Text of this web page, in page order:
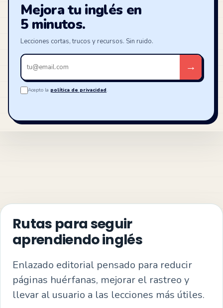
Mejora tu inglés en
5 minutos.
Lecciones cortas, trucos y recursos. Sin ruido.
Tu
email
→
Acepto la política de privacidad.
Rutas para seguir
aprendiendo inglés
Enlazado editorial pensado para reducir
páginas huérfanas, mejorar el rastreo y
llevar al usuario a las lecciones más útiles.